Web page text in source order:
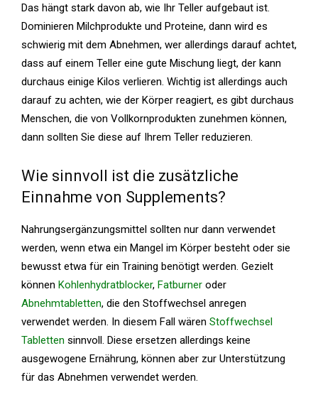
Das hängt stark davon ab, wie Ihr Teller aufgebaut ist.
Dominieren Milchprodukte und Proteine, dann wird es
schwierig mit dem Abnehmen, wer allerdings darauf achtet,
dass auf einem Teller eine gute Mischung liegt, der kann
durchaus einige Kilos verlieren. Wichtig ist allerdings auch
darauf zu achten, wie der Körper reagiert, es gibt durchaus
Menschen, die von Vollkornprodukten zunehmen können,
dann sollten Sie diese auf Ihrem Teller reduzieren.
Wie sinnvoll ist die zusätzliche
Einnahme von Supplements?
Nahrungsergänzungsmittel sollten nur dann verwendet
werden, wenn etwa ein Mangel im Körper besteht oder sie
bewusst etwa für ein Training benötigt werden. Gezielt
können Kohlenhydratblocker, Fatburner oder
Abnehmtabletten, die den Stoffwechsel anregen
verwendet werden. In diesem Fall wären Stoffwechsel
Tabletten sinnvoll. Diese ersetzen allerdings keine
ausgewogene Ernährung, können aber zur Unterstützung
für das Abnehmen verwendet werden.